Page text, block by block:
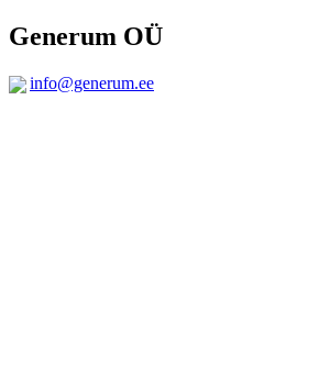
Generum OÜ
info@generum.ee